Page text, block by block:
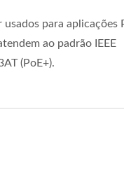
para aplicações
ao padrão IEEE
(PoE+).